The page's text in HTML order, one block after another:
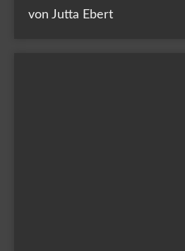
von Jutta Ebert